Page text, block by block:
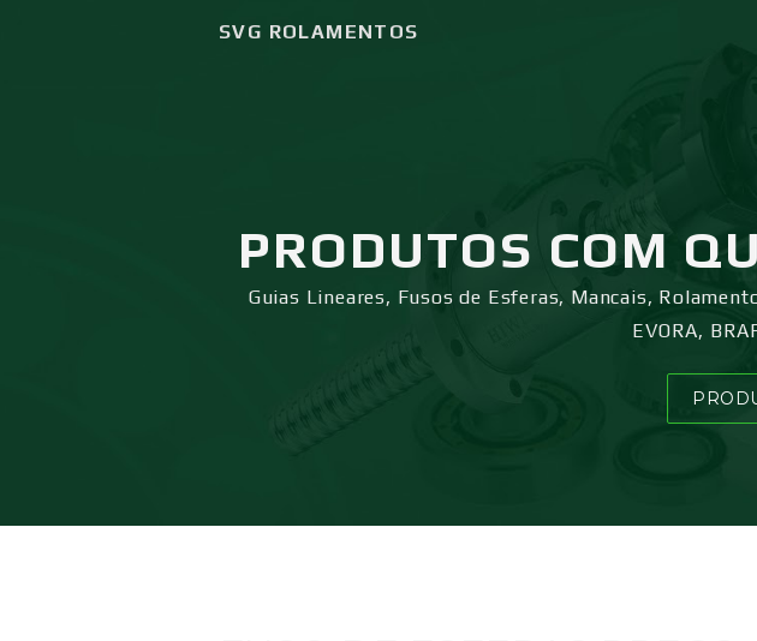
SVG ROLAMENTOS
PRODUTOS COM
Guias Lineares, Fusos de Esferas, Mancais,
EVORA,